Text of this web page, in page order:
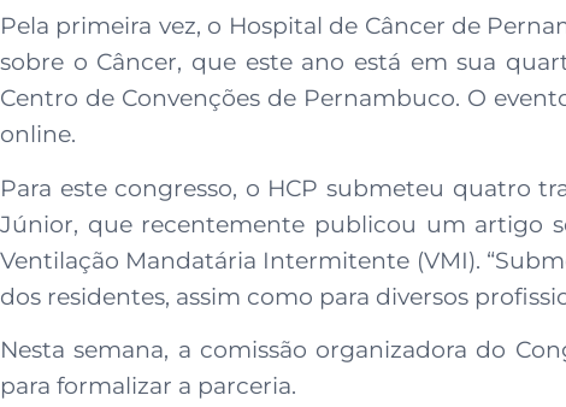
Pela primeira vez, o Hospital de Câncer de
sobre o Câncer, que este ano está em sua
Centro de Convenções de Pernambuco. O
online.
Para este congresso, o HCP submeteu quatro
Júnior, que recentemente publicou um artigo
Ventilação Mandatária Intermitente (VMI).
dos residentes, assim como para diversos
Nesta semana, a comissão organizadora do
para formalizar a parceria.